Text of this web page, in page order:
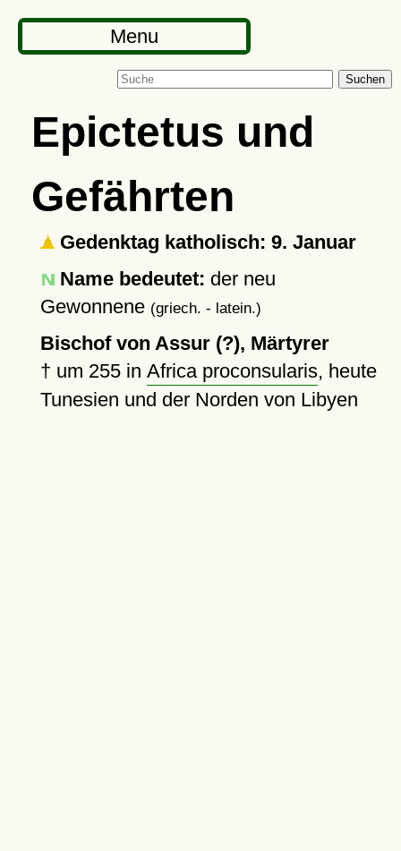
Menu
Suchen
Epictetus und
Gefährten
Gedenktag katholisch: 9. Januar
Name bedeutet: der neu
Gewonnene (griech. - latein.)
Bischof von Assur (?), Märtyrer
† um 255in Africa proconsularis, heute
Tunesien und der Norden von Libyen